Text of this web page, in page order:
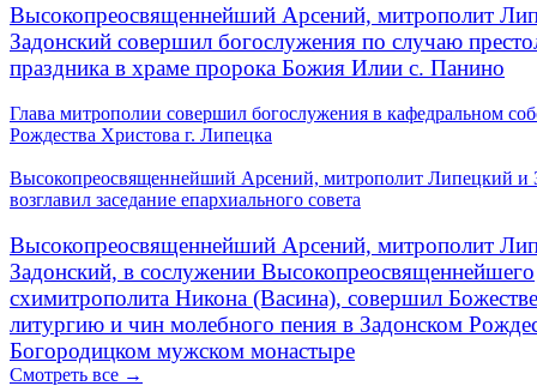
Высокопреосвященнейший Арсений, митрополит
Задонский совершил богослужения по случаю
праздника в храме пророка Божия Илии с. Панино
Глава митрополии совершил богослужения в кафедральном
Рождества Христова г. Липецка
Высокопреосвященнейший Арсений, митрополит Липецкий и
возглавил заседание епархиального совета
Высокопреосвященнейший Арсений, митрополит
Задонский, в сослужении Высокопреосвященнейшего
схимитрополита Никона (Васина), совершил
литургию и чин молебного пения в Задонском
Богородицком мужском монастыре
Смотреть все →